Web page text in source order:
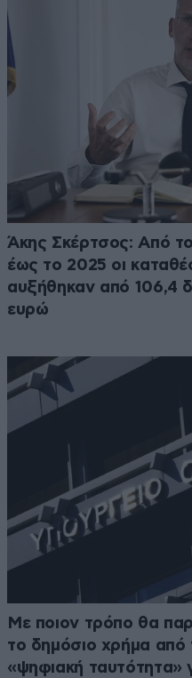
Άκης Σκέρτσος: Από
έως το 2025 οι
αυξήθηκαν από 106,4
ευρώ
Με ποιον τρόπο θα
το δημόσιο χρήμα από
«ψηφιακή ταυτότητα»